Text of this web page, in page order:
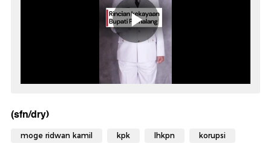
(sfn/dry)
moge ridwan kamil kpk lhkpn korupsi